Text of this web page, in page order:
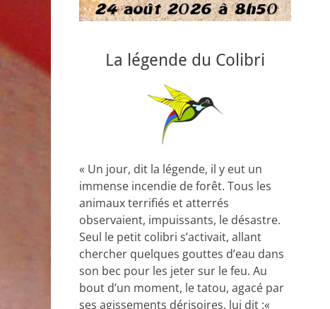
La légende du Colibri
« Un jour, dit la légende, il y eut un
immense incendie de forêt. Tous les
animaux terrifiés et atterrés
observaient, impuissants, le désastre.
Seul le petit colibri s’activait, allant
chercher quelques gouttes d’eau dans
son bec pour les jeter sur le feu. Au
bout d’un moment, le tatou, agacé par
ses agissements dérisoires, lui dit :«